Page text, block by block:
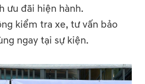
ưu đãi hiện hành.
kiểm tra xe, tư vấn bảo
ngay tại sự kiện.